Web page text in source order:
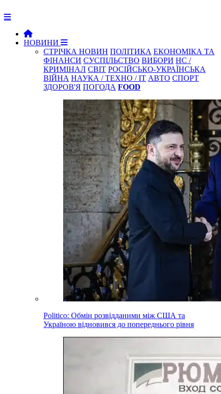
НОВИНИ
СТРІЧКА НОВИН ПОЛІТИКА ЕКОНОМІКА ТА
ФІНАНСИ СУСПІЛЬСТВО ВИБОРИ НС /
КРИМІНАЛ СВІТ РОСІЙСЬКО-УКРАЇНСЬКА
ВІЙНА НАУКА / ТЕХНО / IT АВТО СПОРТ
ЗДОРОВ'Я ПОГОДА FOOD
Politico: Обмін розвідданими між США та
Україною відновився до попереднього рівня